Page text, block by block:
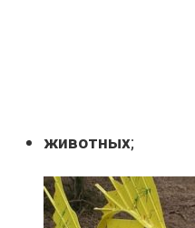
животных;